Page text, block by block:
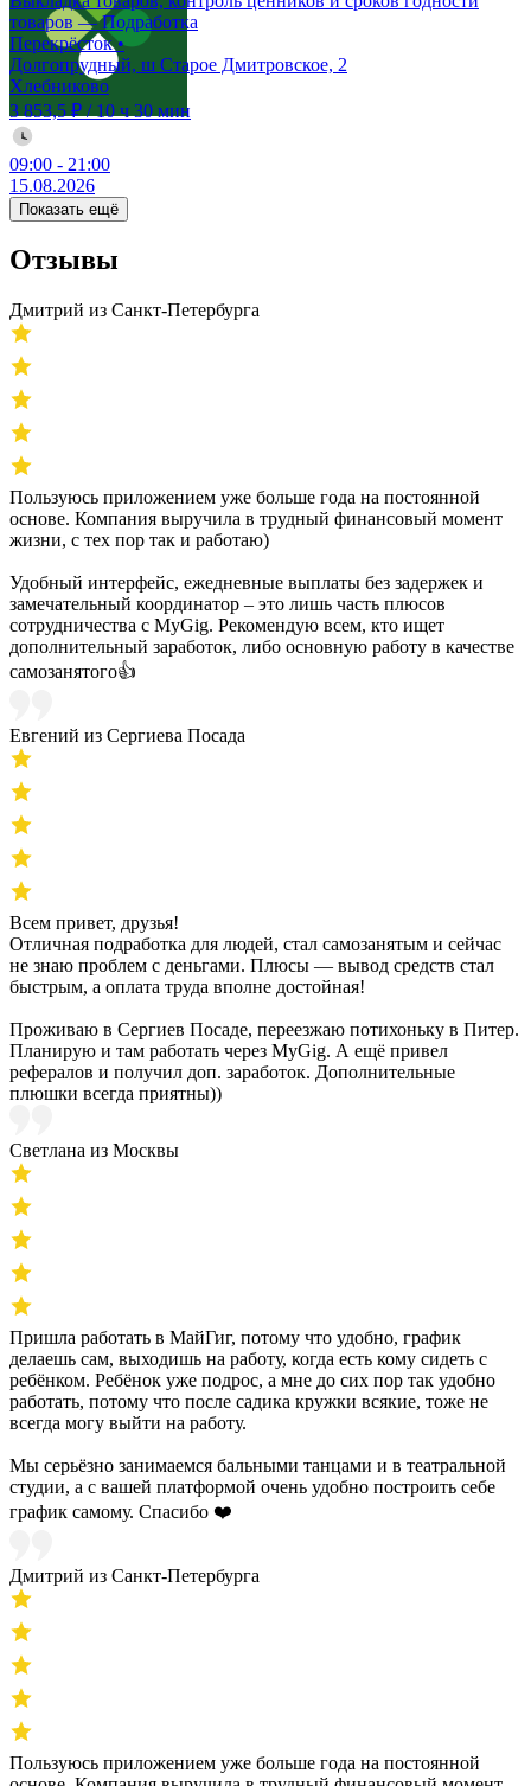
товаров — Подработка
Перекрёсток•
Долгопрудный, ш Старое Дмитровское, 2
Хлебниково
3 853,5 ₽ / 10 ч 30 мин
09:00 - 21:00
15.08.2026
Показать ещё
Отзывы
Дмитрий из Санкт-Петербурга
Пользуюсь приложением уже больше года на постоянной
основе. Компания выручила в трудный финансовый момент
жизни, с тех пор так и работаю)
Удобный интерфейс, ежедневные выплаты без задержек и
замечательный координатор – это лишь часть плюсов
сотрудничества с MyGig. Рекомендую всем, кто ищет
дополнительный заработок, либо основную работу в качестве
самозанятого👍
Евгений из Сергиева Посада
Всем привет, друзья!
Отличная подработка для людей, стал самозанятым и сейчас
не знаю проблем с деньгами. Плюсы — вывод средств стал
быстрым, а оплата труда вполне достойная!
Проживаю в Сергиев Посаде, переезжаю потихоньку в Питер.
Планирую и там работать через MyGig. А ещё привел
рефералов и получил доп. заработок. Дополнительные
плюшки всегда приятны))
Светлана из Москвы
Пришла работать в МайГиг, потому что удобно, график
делаешь сам, выходишь на работу, когда есть кому сидеть с
ребёнком. Ребёнок уже подрос, а мне до сих пор так удобно
работать, потому что после садика кружки всякие, тоже не
всегда могу выйти на работу.
Мы серьёзно занимаемся бальными танцами и в театральной
студии, а с вашей платформой очень удобно построить себе
график самому. Спасибо ❤️
Дмитрий из Санкт-Петербурга
Пользуюсь приложением уже больше года на постоянной